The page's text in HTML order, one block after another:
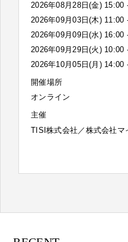
2026年08月28日(金) 15:00
2026年09月03日(木) 11:00
2026年09月09日(水) 16:00
2026年09月29日(火) 10:00
2026年10月05日(月) 14:00
開催場所
オンライン
主催
TISI株式会社／株式会社マ